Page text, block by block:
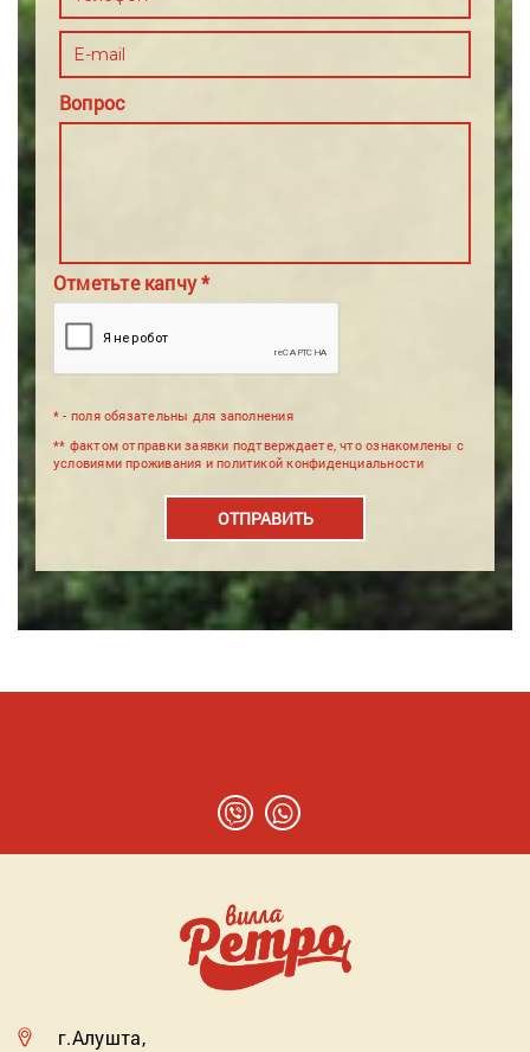
Вопрос
Отметьте капчу *
* - поля обязательны для заполнения
** фактом отправки заявки подтверждаете, что ознакомлены с
условиями проживания и политикой конфиденциальности
ОТПРАВИТЬ
г.Алушта,